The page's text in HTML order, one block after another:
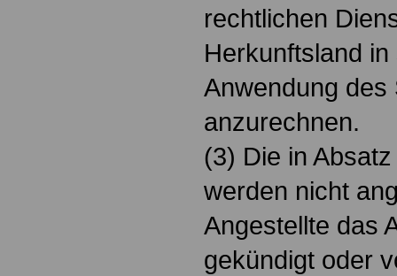
rechtlichen
Herkunftsland
Anwendung des
anzurechnen.
(3) Die in
werden nicht
Angestellte das
gekündigt oder